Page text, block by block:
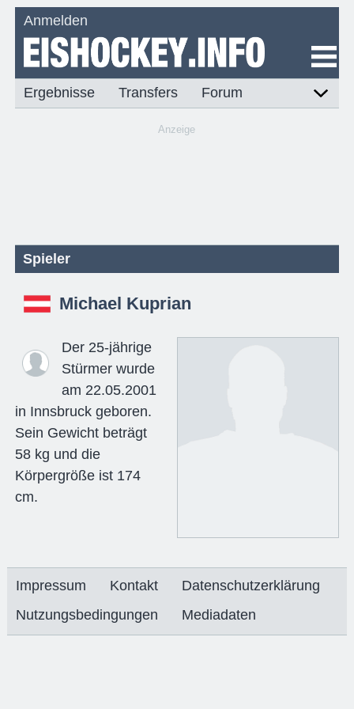
Anmelden
Ergebnisse Transfers Forum
Anzeige
Spieler
Michael Kuprian
Der 25-jährige
Stürmer wurde
am 22.05.2001
in Innsbruck geboren.
Sein Gewicht beträgt
58 kg und die
Körpergröße ist 174
cm.
Impressum Kontakt
Datenschutzerklärung
Nutzungsbedingungen
Mediadaten